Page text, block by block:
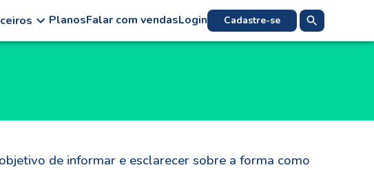
PlanosFalar com vendasLogin Cadastre-se
de informar e esclarecer sobre a forma como